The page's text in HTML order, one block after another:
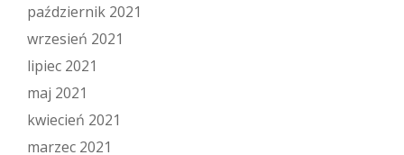
październik 2021
wrzesień 2021
lipiec 2021
maj 2021
kwiecień 2021
marzec 2021